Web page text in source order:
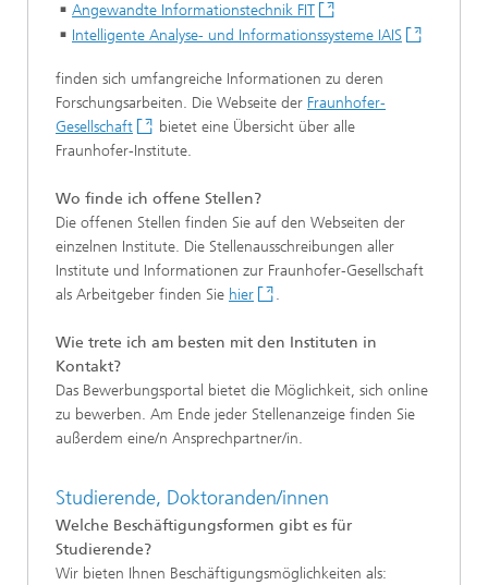
Angewandte Informationstechnik FIT
Intelligente Analyse- und Informationssysteme IAIS
finden sich umfangreiche Informationen zu deren
Forschungsarbeiten. Die Webseite der Fraunhofer-
Gesellschaft
bietet eine Übersicht über alle
Fraunhofer-Institute.
Wo finde ich offene Stellen?
Die offenen Stellen finden Sie auf den Webseiten der
einzelnen Institute. Die Stellenausschreibungen aller
Institute und Informationen zur Fraunhofer-Gesellschaft
als Arbeitgeber finden Sie hier .
Wie trete ich am besten mit den Instituten in
Kontakt?
Das Bewerbungsportal bietet die Möglichkeit, sich online
zu bewerben. Am Ende jeder Stellenanzeige finden Sie
außerdem eine/n Ansprechpartner/in.
Studierende, Doktoranden/innen
Welche Beschäftigungsformen gibt es für
Studierende?
Wir bieten Ihnen Beschäftigungsmöglichkeiten als: